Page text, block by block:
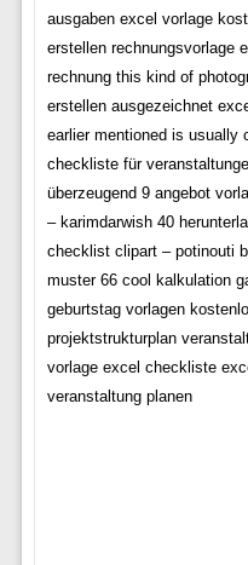
ausgaben excel vorlage
erstellen rechnungsvorlage
rechnung this kind of
erstellen ausgezeichnet
earlier mentioned is usually
checkliste für
überzeugend 9 angebot
– karimdarwish 40
checklist clipart – potinouti
muster 66 cool kalkulation
geburtstag vorlagen
projektstrukturplan
vorlage excel checkliste
veranstaltung planen